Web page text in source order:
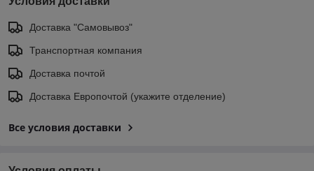
Доставка "Самовывоз"
Транспортная компания
Доставка почтой
Доставка Европочтой (укажите отделение)
Все условия доставки